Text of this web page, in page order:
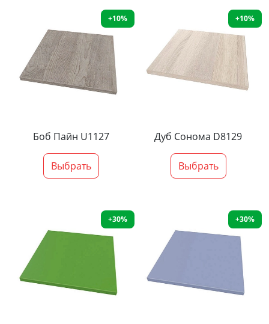
+10%
Боб Пайн U1127
Выбрать
+10%
Дуб Сонома D8129
Выбрать
+30% +30%